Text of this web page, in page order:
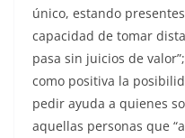
único, estando
capacidad de tomar
pasa sin juicios de
como positiva la
pedir ayuda a quienes
aquellas personas que